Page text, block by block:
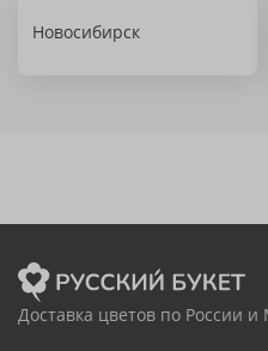
Новосибирск
Доставка цветов по России